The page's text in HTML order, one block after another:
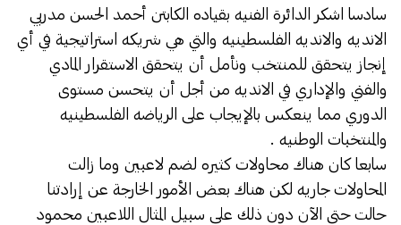
سادسا اشكر الدائرة الفنيه بقياده الكابتن أحمد الحسن مدربي
الانديه والانديه الفلسطينيه والتي هي شريكه استراتيجية في أي
إنجاز يتحقق للمنتخب ونأمل أن يتحقق الاستقرار المادي
والفني والإداري في الانديه من أجل أن يتحسن مستوى
الدوري مما ينعكس بالإيجاب على الرياضه الفلسطينيه
والمنتخبات الوطنيه .
سابعا كان هناك محاولات كثيره لضم لاعبين وما زالت
المحاولات جاريه لكن هناك بعض الأمور الخارجة عن إرادتنا
حالت حتى الآن دون ذلك على سبيل المثال اللاعبين محمود